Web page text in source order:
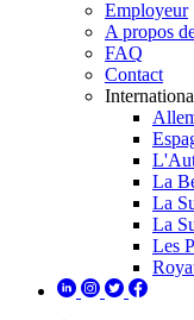
Employeur
A propos
FAQ
Contact
La
La
La
Les